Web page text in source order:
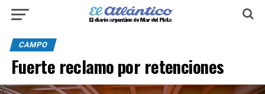
CAMPO
Fuerte reclamo por retenciones